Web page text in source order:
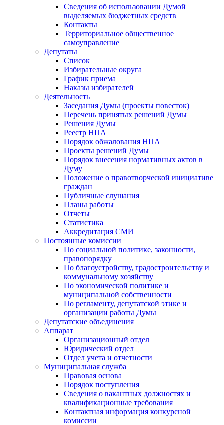
Сведения об использовании Думой
выделяемых бюджетных средств
Контакты
Территориальное общественное
самоуправление
Депутаты
Список
Избирательные округа
График приема
Наказы избирателей
Деятельность
Заседания Думы (проекты повесток)
Перечень принятых решений Думы
Решения Думы
Реестр НПА
Порядок обжалования НПА
Проекты решений Думы
Порядок внесения нормативных актов в
Думу
Положение о правотворческой инициативе
граждан
Публичные слушания
Планы работы
Отчеты
Статистика
Аккредитация СМИ
Постоянные комиссии
По социальной политике, законности,
правопорядку
По благоустройству, градостроительству и
коммунальному хозяйству
По экономической политике и
муниципальной собственности
По регламенту, депутатской этике и
организации работы Думы
Депутатские объединения
Аппарат
Организационный отдел
Юридический отдел
Отдел учета и отчетности
Муниципальная служба
Правовая основа
Порядок поступления
Сведения о вакантных должностях и
квалификационные требования
Контактная информация конкурсной
комиссии